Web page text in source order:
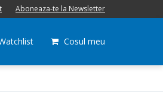
Aboneaza-te la Newsletter
Cosul meu